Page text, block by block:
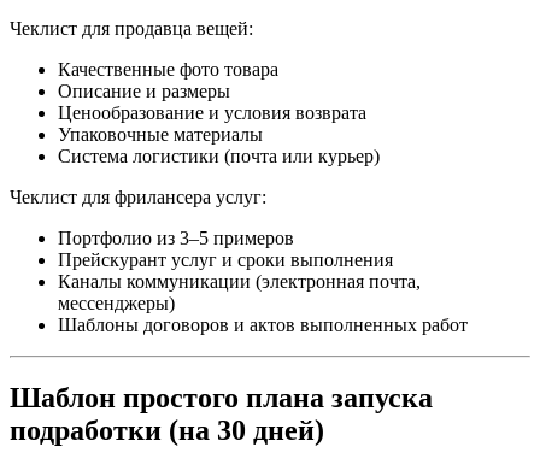
Чеклист для продавца вещей:
Качественные фото товара
Описание и размеры
Ценообразование и условия возврата
Упаковочные материалы
Система логистики (почта или курьер)
Чеклист для фрилансера услуг:
Портфолио из 3–5 примеров
Прейскурант услуг и сроки выполнения
Каналы коммуникации (электронная почта,
мессенджеры)
Шаблоны договоров и актов выполненных работ
Шаблон простого плана запуска
подработки (на 30 дней)